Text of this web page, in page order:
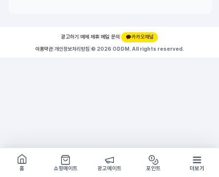
광고하기 매체 제휴 메일 문의 |
카카오채널
이용약관 개인정보처리방침 © 2026 ODDM. All rights reserved.
쇼핑몰 구경하기
방문시 1G
홈
쇼핑메이트 광고메이트 포인트 더보기